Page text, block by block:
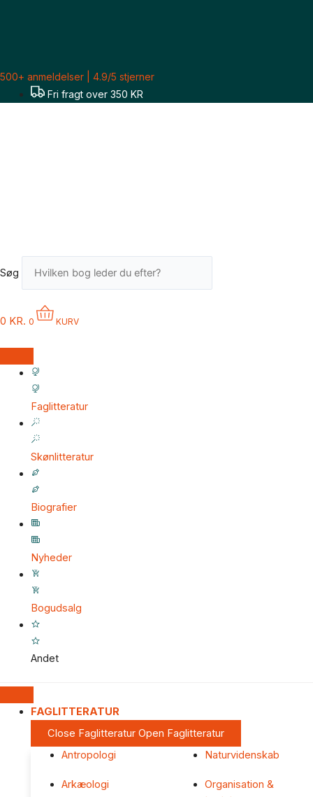
500+ anmeldelser | 4.9/5 stjerner
Fri fragt over 350 KR
Søg
0 KR. 0 KURV
Faglitteratur
Skønlitteratur
Biografier
Nyheder
Bogudsalg
Andet
FAGLITTERATUR
Close Faglitteratur Open Faglitteratur
Antropologi
Arkæologi
Naturvidenskab
Organisation &